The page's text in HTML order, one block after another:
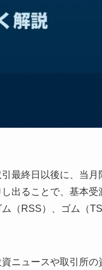
最終日以後に、当
出ることで、基本
（RSS）、ゴム（
ニュースや取引所